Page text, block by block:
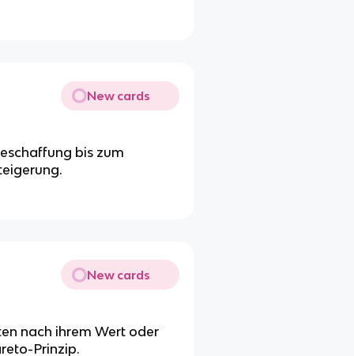
New cards
bis zum
New cards
nach ihrem Wert oder
Prinzip.